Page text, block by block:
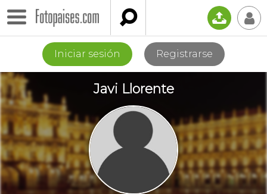
 📤 👤
Iniciar sesión Registrarse
Javi Llorente